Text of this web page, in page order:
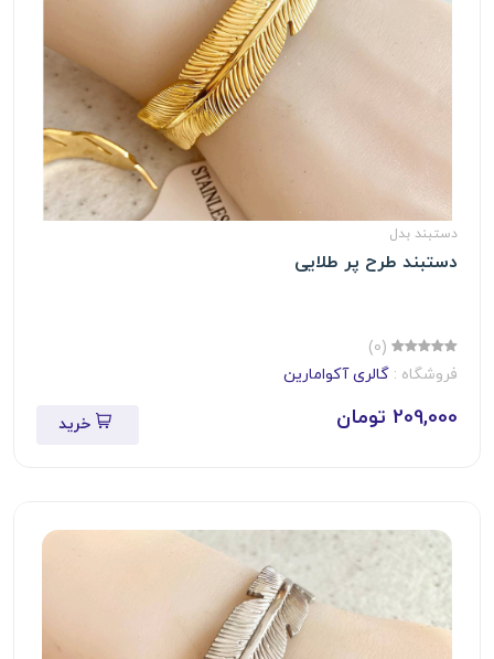
دستبند بدل
دستبند طرح پر طلایی
(0)
فروشگاه : گالری آکوامارین
209,000 تومان خرید